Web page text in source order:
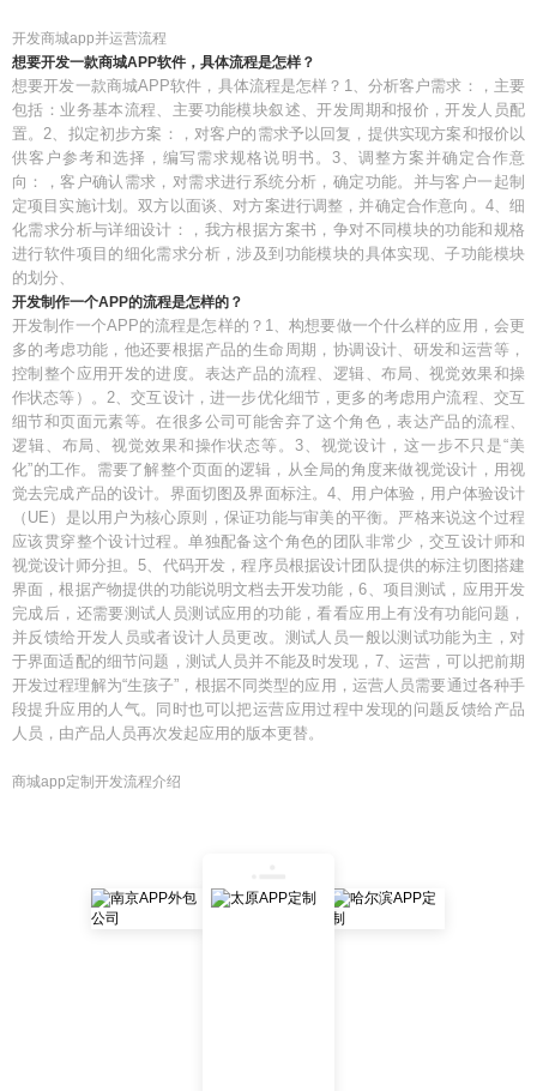
开发商城app并运营流程
想要开发一款商城APP软件，具体流程是怎样？
想要开发一款商城APP软件，具体流程是怎样？1、分析客户需求：，主要
包括：业务基本流程、主要功能模块叙述、开发周期和报价，开发人员配
置。2、拟定初步方案：，对客户的需求予以回复，提供实现方案和报价以
供客户参考和选择，编写需求规格说明书。3、调整方案并确定合作意
向：，客户确认需求，对需求进行系统分析，确定功能。并与客户一起制
定项目实施计划。双方以面谈、对方案进行调整，并确定合作意向。4、细
化需求分析与详细设计：，我方根据方案书，争对不同模块的功能和规格
进行软件项目的细化需求分析，涉及到功能模块的具体实现、子功能模块
的划分、
开发制作一个APP的流程是怎样的？
开发制作一个APP的流程是怎样的？1、构想要做一个什么样的应用，会更
多的考虑功能，他还要根据产品的生命周期，协调设计、研发和运营等，
控制整个应用开发的进度。表达产品的流程、逻辑、布局、视觉效果和操
作状态等）。2、交互设计，进一步优化细节，更多的考虑用户流程、交互
细节和页面元素等。在很多公司可能舍弃了这个角色，表达产品的流程、
逻辑、布局、视觉效果和操作状态等。3、视觉设计，这一步不只是“美
化”的工作。需要了解整个页面的逻辑，从全局的角度来做视觉设计，用视
觉去完成产品的设计。界面切图及界面标注。4、用户体验，用户体验设计
（UE）是以用户为核心原则，保证功能与审美的平衡。严格来说这个过程
应该贯穿整个设计过程。单独配备这个角色的团队非常少，交互设计师和
视觉设计师分担。5、代码开发，程序员根据设计团队提供的标注切图搭建
界面，根据产物提供的功能说明文档去开发功能，6、项目测试，应用开发
完成后，还需要测试人员测试应用的功能，看看应用上有没有功能问题，
并反馈给开发人员或者设计人员更改。测试人员一般以测试功能为主，对
于界面适配的细节问题，测试人员并不能及时发现，7、运营，可以把前期
开发过程理解为“生孩子”，根据不同类型的应用，运营人员需要通过各种手
段提升应用的人气。同时也可以把运营应用过程中发现的问题反馈给产品
人员，由产品人员再次发起应用的版本更替。
商城app定制开发流程介绍